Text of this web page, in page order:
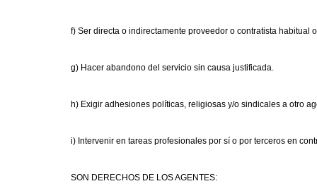
f) Ser directa o indirectamente proveedor o contratista
g) Hacer abandono del servicio sin causa justificada.
h) Exigir adhesiones políticas, religiosas y/o sindicales a otro
i) Intervenir en tareas profesionales por sí o por terceros en
SON DERECHOS DE LOS AGENTES: